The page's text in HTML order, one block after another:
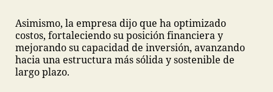
Asimismo, la empresa dijo que ha optimizado
costos, fortaleciendo su posición financiera y
mejorando su capacidad de inversión, avanzando
hacia una estructura más sólida y sostenible de
largo plazo.